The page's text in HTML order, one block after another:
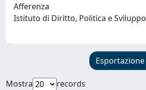
Afferenza
Istituto di Diritto, Politica e Sviluppo
Esportazione
Mostra
records